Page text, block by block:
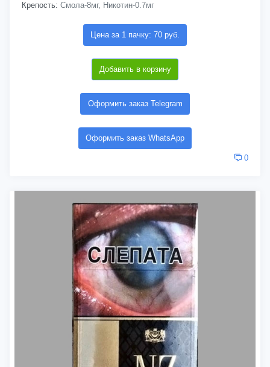
Крепость: Смола-8мг, Никотин-0.7мг
Цена за 1 пачку: 70 руб.
Добавить в корзину
Оформить заказ Telegram
Оформить заказ WhatsApp
0